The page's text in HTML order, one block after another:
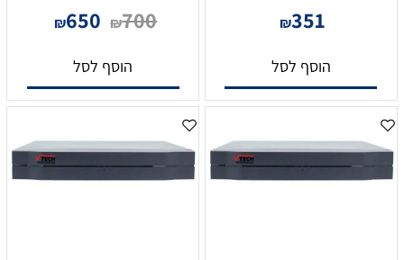
₪351
הוסף לסל
₪700
₪650
הוסף לסל